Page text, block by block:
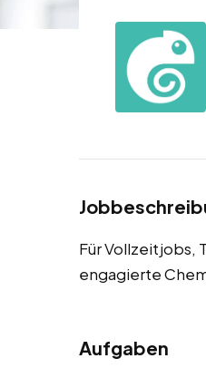
Für Vollzeitjobs,
engagierte
Aufgaben